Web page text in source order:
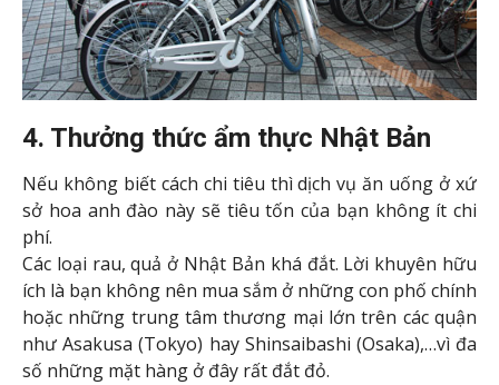
4. Thưởng thức ẩm thực Nhật Bản
Nếu không biết cách chi tiêu thì dịch vụ ăn uống ở xứ
sở hoa anh đào này sẽ tiêu tốn của bạn không ít chi
phí.
Các loại rau, quả ở Nhật Bản khá đắt. Lời khuyên hữu
ích là bạn không nên mua sắm ở những con phố chính
hoặc những trung tâm thương mại lớn trên các quận
như Asakusa (Tokyo) hay Shinsaibashi (Osaka),…vì đa
số những mặt hàng ở đây rất đắt đỏ.